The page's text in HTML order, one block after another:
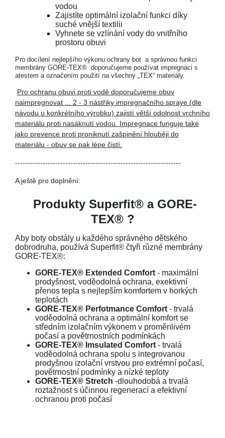
vodou
Zajistíte optimální izolační funkci díky
suché vnější textilii
Vyhnete se vzlínání vody do vnitřního
prostoru obuvi
Pro docílení nejlepšího výkonu ochrany bot a správnou funkci
membrány GORE-TEX® doporučujeme používat impregnaci s
atestem a označením použití na všechny „TEX“ materiály.
Pro ochranu obuvi proti vodě doporučujeme obuv
naimpregnovat ... 2 - 3 nástřiky impregnačního spraye (dle
návodu u konkrétního výrobku) zajistí větší odolnost vrchního
materiálu proti nasáknutí vodou. Impregnace funguje také
jako prevence proti proniknutí zašpinění hlouběji do
materiálu - obuv se pak lépe čistí.
------------------------------------------------------------------
A ještě pro doplnění:
Produkty Superfit® a GORE-
TEX® ?
Aby boty obstály u každého správného dětského
dobrodruha, používá Superfit® čtyři různé membrány
GORE-TEX®:
GORE-TEX® Extended Comfort - maximální
prodyšnost, voděodolná ochrana, exektivní
přenos tepla s nejlepším komfortem v horkých
teplotách
GORE-TEX® Perfotmance Comfort - trvalá
voděodolná ochrana a optimální komfort se
středním izolačním výkonem v proměnlivém
počasí a povětrnostních podmínkách
GORE-TEX® Imsulated Comfort - trvalá
voděodolná ochrana spolu s integrovanou
prodyšnou izolační vrstvou pro extrémní počasí,
povětrnostní podmínky a nízké teploty
GORE-TEX® Stretch -dlouhodobá a trvalá
roztažnost s účinnou regenerací a efektivní
ochranou proti počasí